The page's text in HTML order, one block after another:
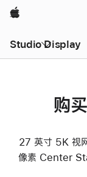
Apple
Studio Display
购
27 英寸 5K 视
像素 Center